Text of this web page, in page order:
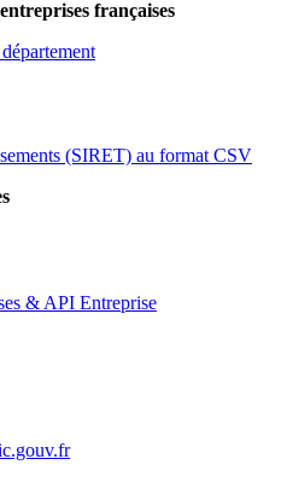
françaises
(SIRET) au format CSV
& API Entreprise